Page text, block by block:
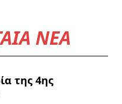
ΝΕΑ
της 4ης